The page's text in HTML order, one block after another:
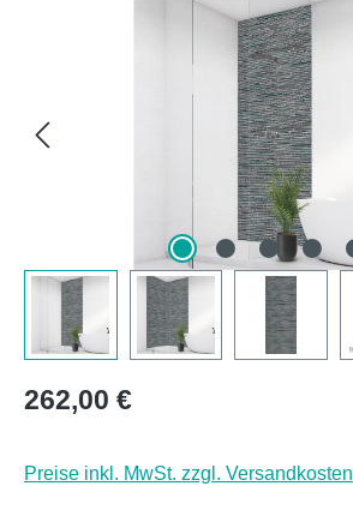
Regulärer Preis:
262,00 €
Preise inkl. MwSt. zzgl. Versandkosten